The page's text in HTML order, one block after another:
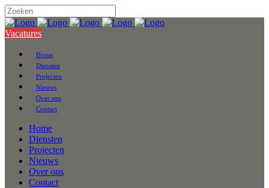
Vacatures
Home
Diensten
Projecten
Nieuws
Over ons
Contact
Home
Diensten
Projecten
Nieuws
Over ons
Contact